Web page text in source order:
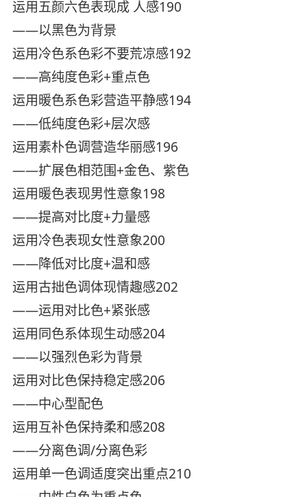
运用五颜六色表现成 人感190
——以黑色为背景
运用冷色系色彩不要荒凉感192
——高纯度色彩+重点色
运用暖色系色彩营造平静感194
——低纯度色彩+层次感
运用素朴色调营造华丽感196
——扩展色相范围+金色、紫色
运用暖色表现男性意象198
——提高对比度+力量感
运用冷色表现女性意象200
——降低对比度+温和感
运用古拙色调体现情趣感202
——运用对比色+紧张感
运用同色系体现生动感204
——以强烈色彩为背景
运用对比色保持稳定感206
——中心型配色
运用互补色保持柔和感208
——分离色调/分离色彩
运用单一色调适度突出重点210